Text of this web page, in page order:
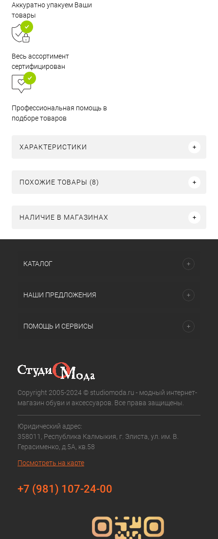
Аккуратно упакуем Ваши
товары
Весь ассортимент
сертифицирован
Профессиональная помощь в
подборе товаров
ХАРАКТЕРИСТИКИ
ПОХОЖИЕ ТОВАРЫ (8)
НАЛИЧИЕ В МАГАЗИНАХ
КАТАЛОГ
НАШИ ПРЕДЛОЖЕНИЯ
ПОМОЩЬ И СЕРВИСЫ
Copyright 2005-2024 © studiomoda.ru - модный интернет-
магазин обуви и аксессуаров. Все права защищены.
Юридический адрес:
358011, Республика Калмыкия, г. Элиста, ул. им. В.
Герасименко, д.5А, кв.58
Посмотреть на карте
+7 (981) 107-24-00